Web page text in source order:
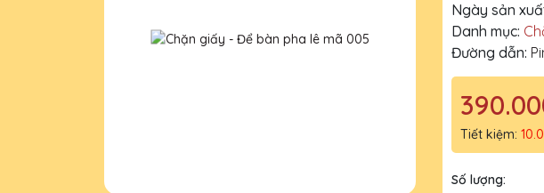
Ngày sản
Danh mục:
Đường dẫn:
Tiết kiệm:
Số lượng: